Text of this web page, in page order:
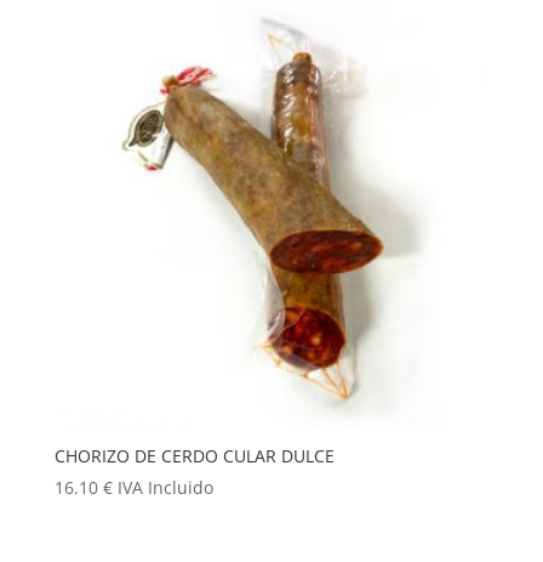
CHORIZO DE CERDO CULAR DULCE
16.10 € IVA Incluido